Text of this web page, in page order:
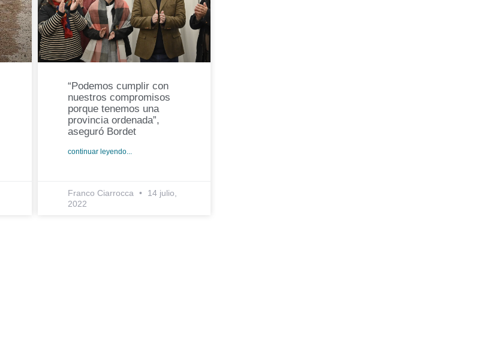
“Podemos cumplir con
nuestros compromisos
porque tenemos una
provincia ordenada”,
aseguró Bordet
continuar leyendo...
Franco Ciarrocca
14 julio,
2022